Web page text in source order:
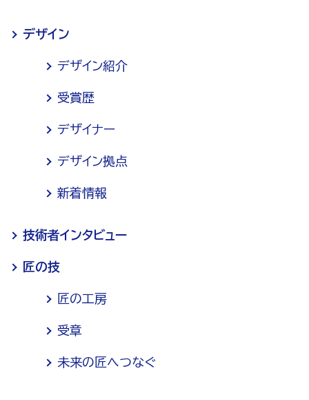
デザイン
デザイン紹介
受賞歴
デザイナー
デザイン拠点
新着情報
技術者インタビュー
匠の技
匠の工房
受章
未来の匠へつなぐ